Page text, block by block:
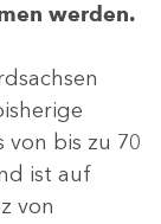
werden.
von bis zu 70
ist auf
von